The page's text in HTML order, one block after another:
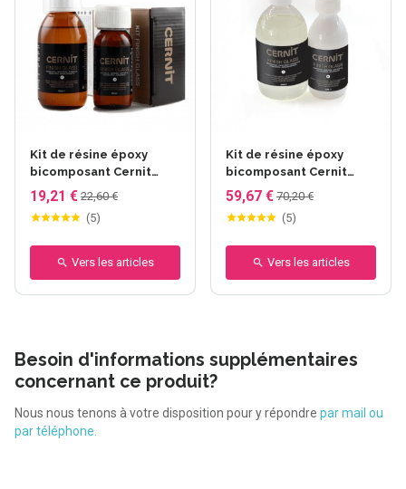
Kit de résine époxy
bicomposant Cernit
Finish Glass - 120ml +
60ml
19,21 € 22,60 €
(5)
Vers les articles
Kit de résine époxy
bicomposant Cernit
Finish Glass - 500ml +
250ml
59,67 € 70,20 €
(5)
Vers les articles
Besoin d'informations supplémentaires
concernant ce produit?
Nous nous tenons à votre disposition pour y répondre par mail ou
par téléphone.